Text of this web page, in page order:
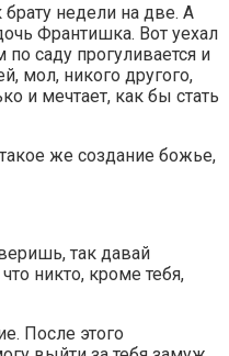
брату недели на две. А
Франтишка. Вот уехал
саду прогуливается и
мол, никого другого,
и мечтает, как бы стать
же создание божье,
так давай
никто, кроме тебя,
После этого